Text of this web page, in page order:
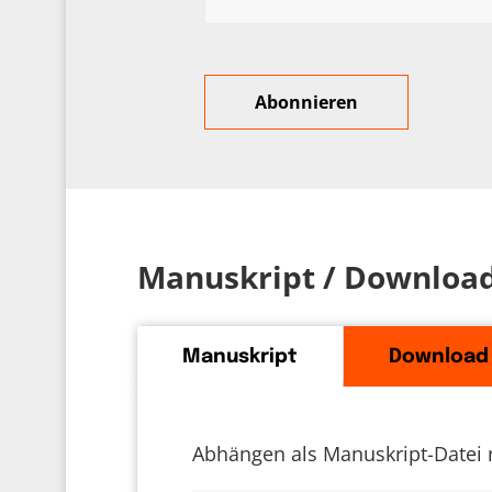
Manuskript /
Manuskript Download
Abhängen als Manuskript-Datei